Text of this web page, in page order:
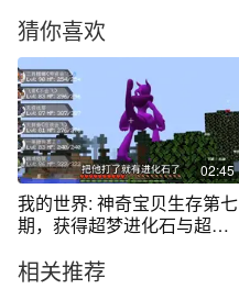
猜你喜欢
02:45
我的世界: 神奇宝贝生存第七
期，获得超梦进化石与超级
相关推荐